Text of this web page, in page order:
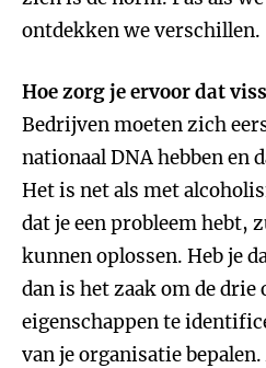
ontdekken we verschillen.
Hoe zorg je ervoor dat
Bedrijven moeten zich
nationaal DNA hebben en
Het is net als met
dat je een probleem hebt,
kunnen oplossen. Heb je
dan is het zaak om de
eigenschappen te
van je organisatie